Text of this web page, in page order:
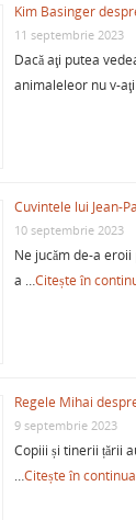
Kim Basinger
11 septembrie 2023
Dacă aţi putea
animaleleor nu v-
Cuvintele lui Jean-
10 septembrie 2023
Ne jucăm de-a
a …Citește în
Regele Mihai
9 septembrie 2023
Copiii și tinerii țării
…Citește în